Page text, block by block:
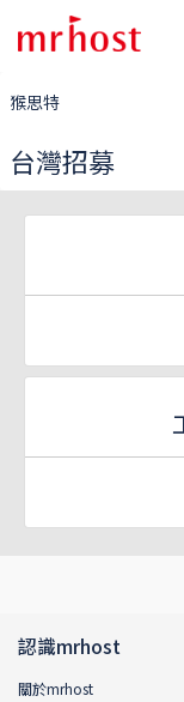
猴思特
台灣招募
認識mrhost
關於mrhost